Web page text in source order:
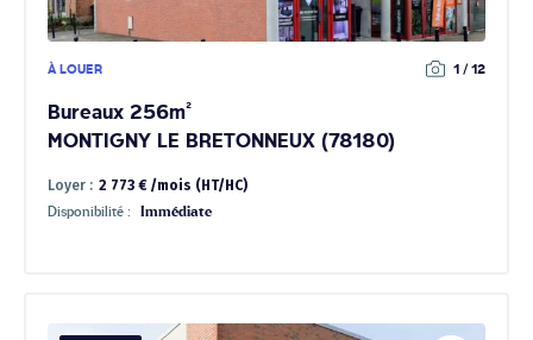
À LOUER 1 / 12
Bureaux 256m²
MONTIGNY LE BRETONNEUX (78180)
Loyer : 2 773 € /mois (HT/HC)
Disponibilité : Immédiate